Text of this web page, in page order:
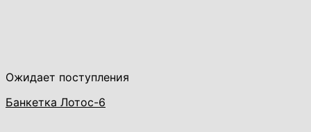
Ожидает поступления
Банкетка Лотос-6